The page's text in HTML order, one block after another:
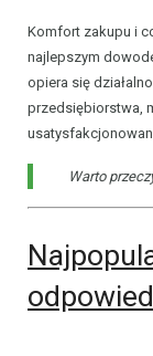
Komfort zakupu i
najlepszym
opiera się
przedsiębiorstwa,
Warto